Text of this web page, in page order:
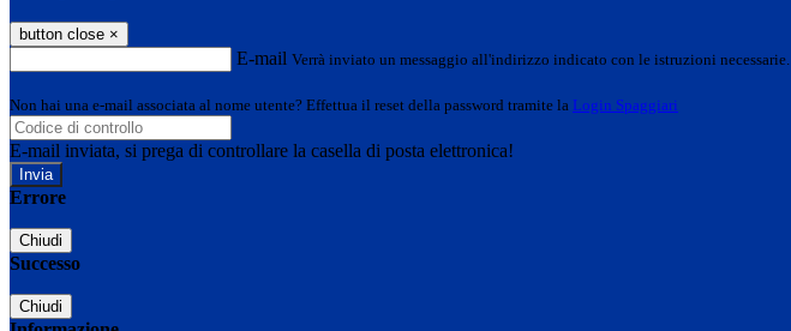
button close ×
E-mail Verrà inviato un messaggio all'indirizzo indicato con le istruzioni necessarie.
Non hai una e-mail associata al nome utente? Effettua il reset della password tramite la Login Spaggiari
E-mail inviata, si prega di controllare la casella di posta elettronica!
Errore
Chiudi
Successo
Chiudi